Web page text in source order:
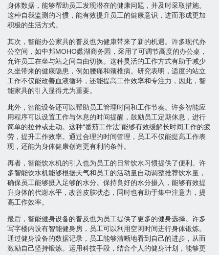
身体数据，能够帮助员工发现潜在的健康问题，并及时采取措施。
这种自我监测的习惯，能有效提升员工的健康意识，进而形成更加
积极的生活方式。
其次，智能办公家具的普及也为健康带来了新的机遇。许多现代办
公空间，如中邦MOHO蠡湖商务园，采用了可调节高度的办公桌，
允许员工在坐与站之间自由切换。这种灵活的工作方式有助于减少
久坐带来的健康隐患，例如腰痛和颈椎病。研究表明，适度的站立
工作不仅能改善血液循环，还能提高工作效率和专注力，因此，智
能家具的引入显得尤为重要。
此外，智能设备还可以帮助员工管理时间和工作节奏。许多智能应
用程序可以设置工作与休息的时间提醒，鼓励员工定期休息，进行
简单的拉伸或走动。这种“番茄工作法”能够有效缓解长时间工作的疲
劳，提升工作效率。通过合理的时间管理，员工不仅能提高工作表
现，还能为身体健康创造更有利的条件。
再者，智能饮水机的引入也为员工的日常饮水习惯提供了便利。许
多智能饮水机能够根据天气和员工的活动量自动调整推荐饮水量，
确保员工能够摄入足够的水分。保持良好的水分摄入，能够有效提
升身体的代谢水平，改善皮肤状态，同时也有助于集中注意力，提
高工作效率。
最后，智能健身设备的普及也为员工提供了更多的健身选择。许多
写字楼内设有智能健身房，员工可以利用空闲时间进行身体锻炼。
通过健身设备的数据记录，员工能够清晰地看到自己的进步，从而
激励自己坚持锻炼。运用科技手段，结合个人的健身计划，能够更